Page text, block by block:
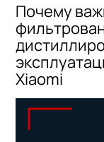
Почему
Xiaomi